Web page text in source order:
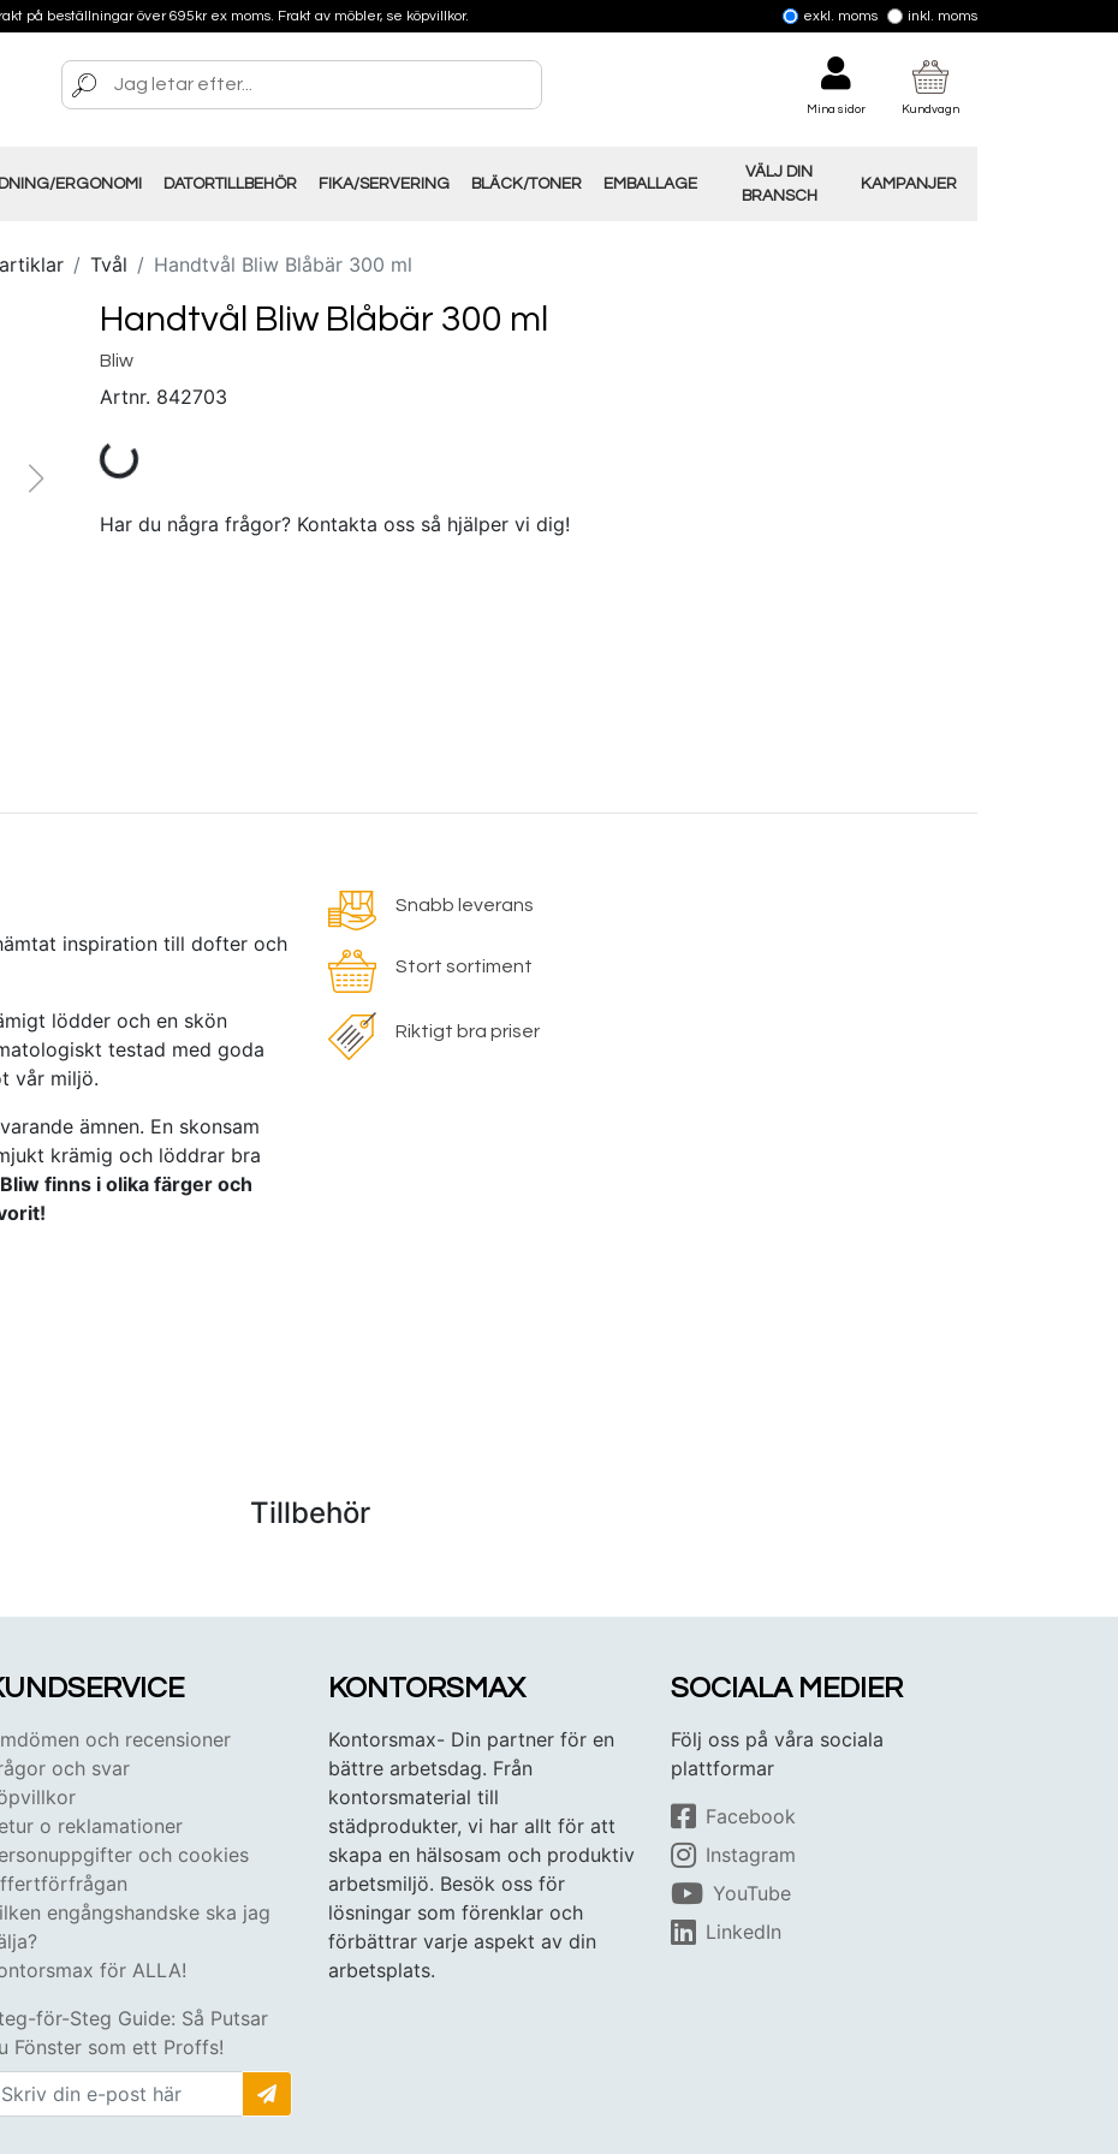
på beställningar över 695kr ex moms. Frakt av möbler, se köpvillkor. exkl. moms inkl. moms
Mina sidor Kundvagn
ERGONOMI DATORTILLBEHÖR FIKA/SERVERING BLÄCK/TONER EMBALLAGE
VÄLJ DIN
BRANSCH
KAMPANJER
Tvål Handtvål Bliw Blåbär 300 ml
Handtvål Bliw Blåbär 300 ml
Bliw
Artnr. 842703
Har du några frågor? Kontakta oss så hjälper vi dig!
inspiration till dofter och
lödder och en skön
testad med goda
vår miljö.
ämnen. En skonsam
krämig och löddrar bra
Bliw finns i olika färger och
Snabb leverans
Stort sortiment
Riktigt bra priser
Tillbehör
och recensioner
och svar
o reklamationer
och cookies
engångshandske ska jag
för ALLA!
för-Steg Guide: Så Putsar
Fönster som ett Proffs!
KONTORSMAX
Kontorsmax- Din partner för en
bättre arbetsdag. Från
kontorsmaterial till
städprodukter, vi har allt för att
skapa en hälsosam och produktiv
arbetsmiljö. Besök oss för
lösningar som förenklar och
förbättrar varje aspekt av din
arbetsplats.
SOCIALA MEDIER
Följ oss på våra sociala
plattformar
Facebook
Instagram
YouTube
LinkedIn